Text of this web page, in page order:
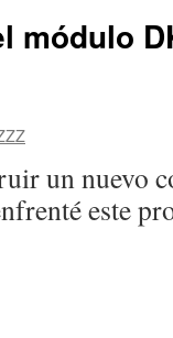
módulo
un nuevo
este